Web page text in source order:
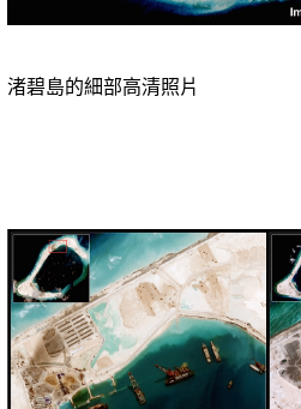
渚碧島的細部高清照片